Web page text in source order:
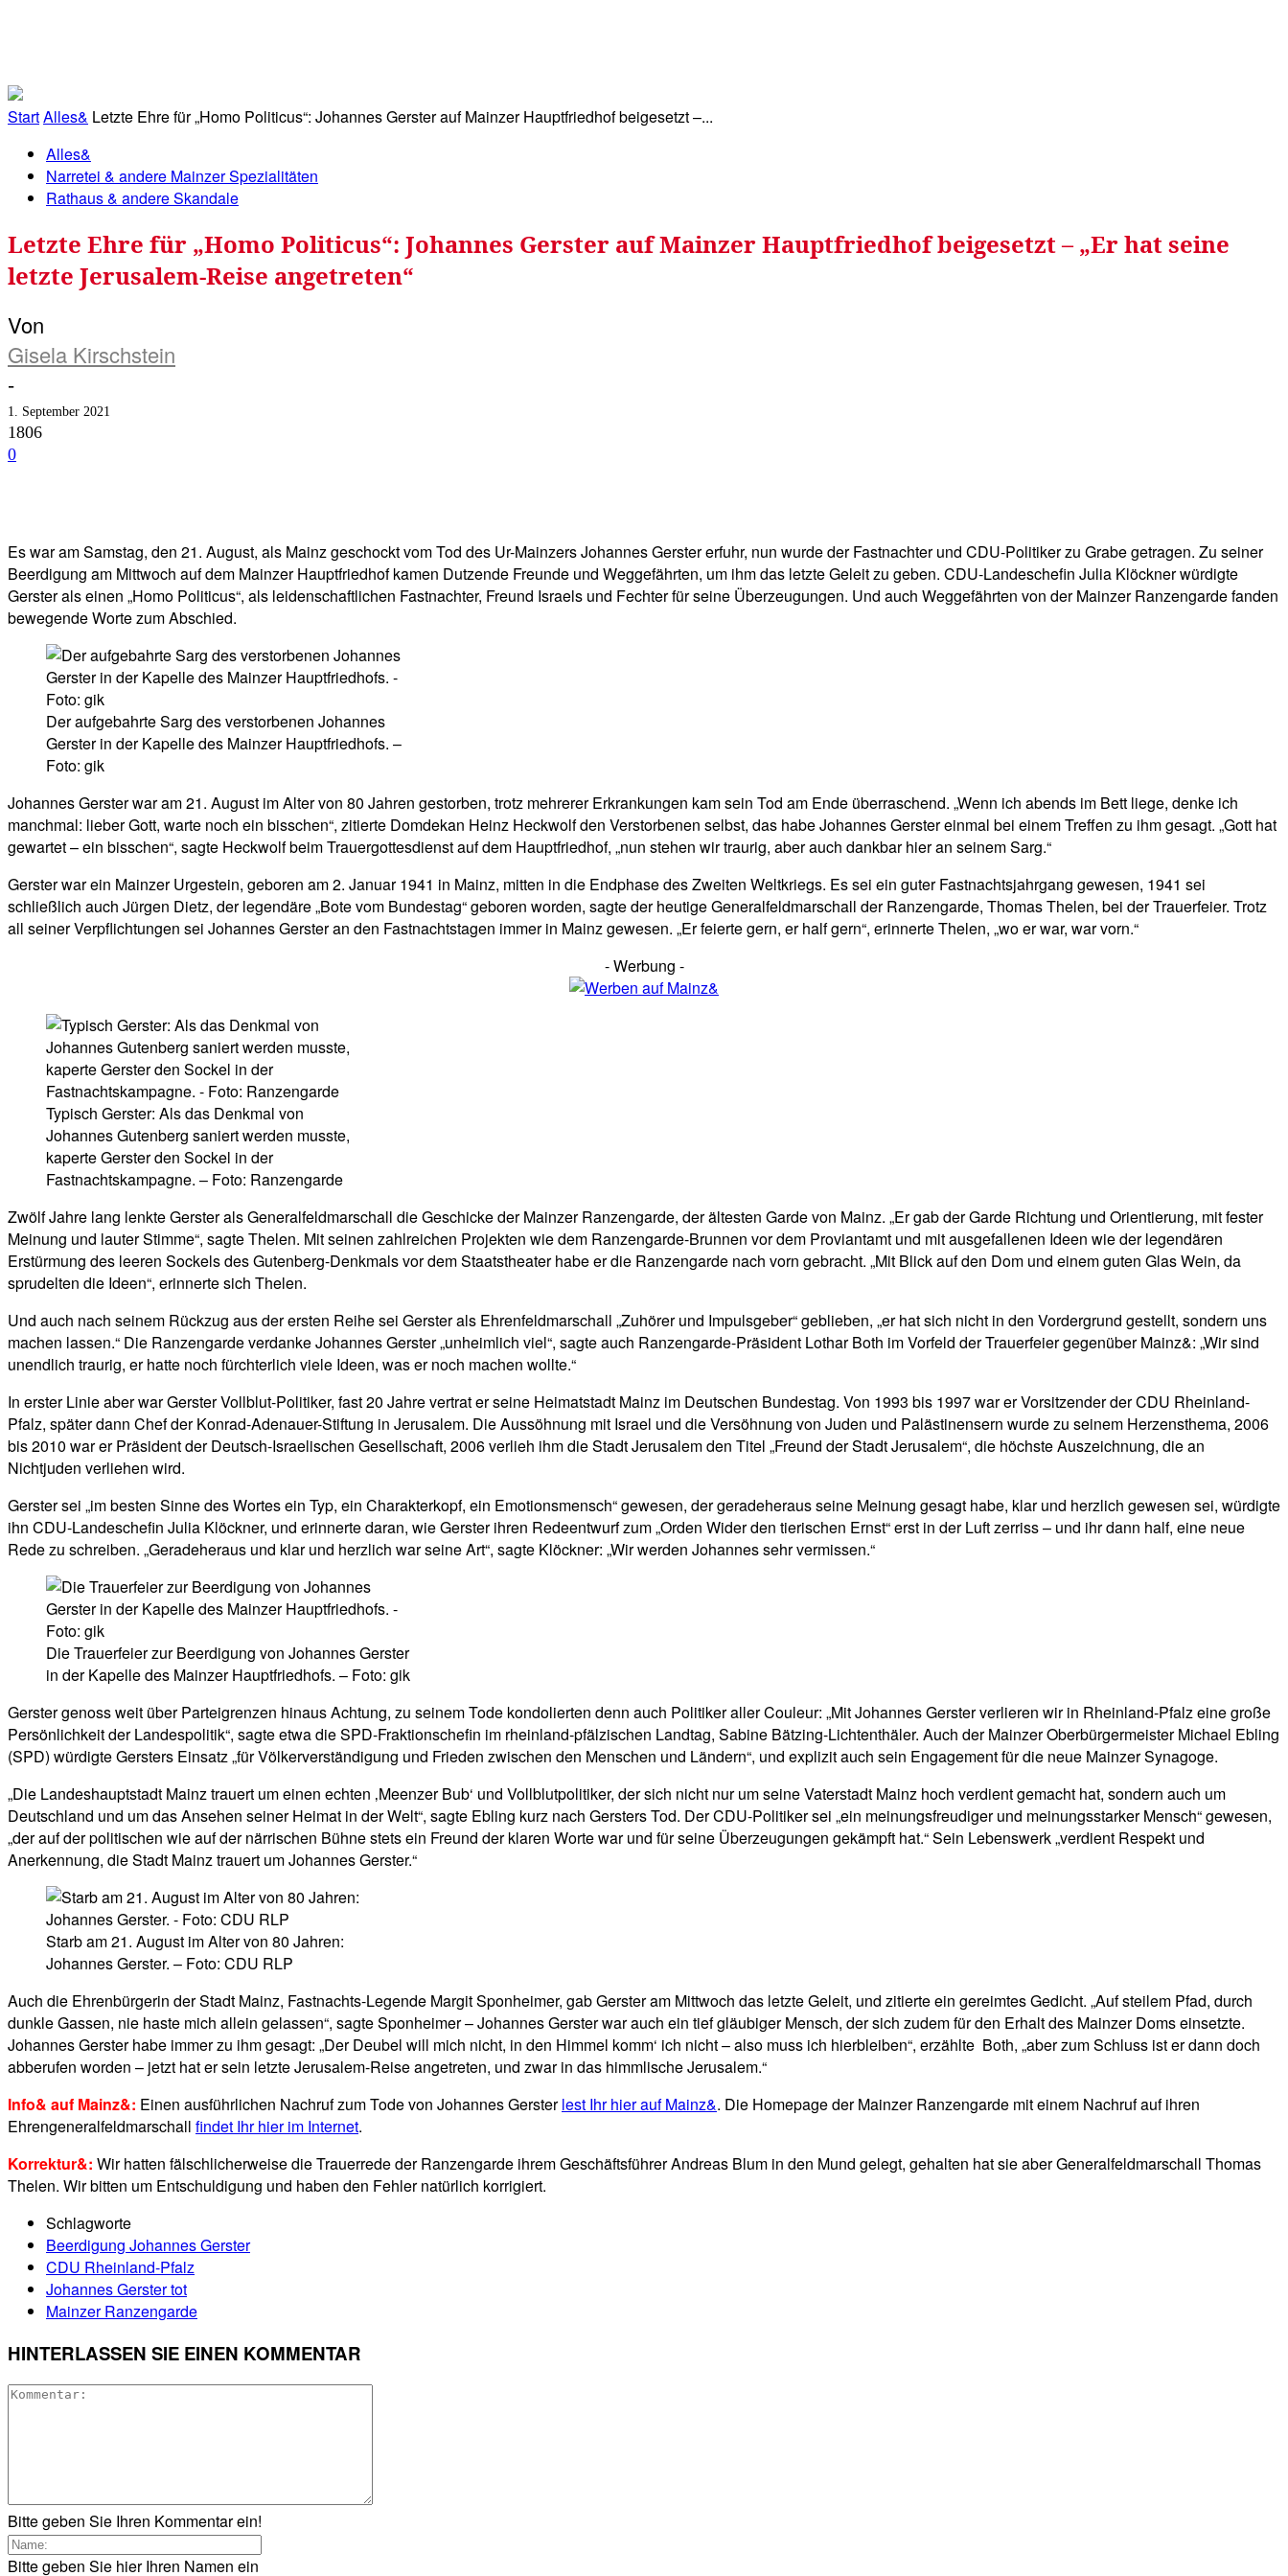
StartAlles& Letzte Ehre für „Homo Politicus“: Johannes Gerster auf Mainzer Hauptfriedhof beigesetzt –...
Alles&
Narretei & andere Mainzer Spezialitäten
Rathaus & andere Skandale
Letzte Ehre für „Homo Politicus“: Johannes Gerster auf Mainzer Hauptfriedhof beigesetzt – „Er hat seine
letzte Jerusalem-Reise angetreten“
Von
Gisela Kirschstein
-
1. September 2021
1806
0
Es war am Samstag, den 21. August, als Mainz geschockt vom Tod des Ur-Mainzers Johannes Gerster erfuhr, nun wurde der Fastnachter und CDU-Politiker zu Grabe getragen. Zu seiner
Beerdigung am Mittwoch auf dem Mainzer Hauptfriedhof kamen Dutzende Freunde und Weggefährten, um ihm das letzte Geleit zu geben. CDU-Landeschefin Julia Klöckner würdigte
Gerster als einen „Homo Politicus“, als leidenschaftlichen Fastnachter, Freund Israels und Fechter für seine Überzeugungen. Und auch Weggefährten von der Mainzer Ranzengarde fanden
bewegende Worte zum Abschied.
Der aufgebahrte Sarg des verstorbenen Johannes
Gerster in der Kapelle des Mainzer Hauptfriedhofs. –
Foto: gik
Johannes Gerster war am 21. August im Alter von 80 Jahren gestorben, trotz mehrerer Erkrankungen kam sein Tod am Ende überraschend. „Wenn ich abends im Bett liege, denke ich
manchmal: lieber Gott, warte noch ein bisschen“, zitierte Domdekan Heinz Heckwolf den Verstorbenen selbst, das habe Johannes Gerster einmal bei einem Treffen zu ihm gesagt. „Gott hat
gewartet – ein bisschen“, sagte Heckwolf beim Trauergottesdienst auf dem Hauptfriedhof, „nun stehen wir traurig, aber auch dankbar hier an seinem Sarg.“
Gerster war ein Mainzer Urgestein, geboren am 2. Januar 1941 in Mainz, mitten in die Endphase des Zweiten Weltkriegs. Es sei ein guter Fastnachtsjahrgang gewesen, 1941 sei
schließlich auch Jürgen Dietz, der legendäre „Bote vom Bundestag“ geboren worden, sagte der heutige Generalfeldmarschall der Ranzengarde, Thomas Thelen, bei der Trauerfeier. Trotz
all seiner Verpflichtungen sei Johannes Gerster an den Fastnachtstagen immer in Mainz gewesen. „Er feierte gern, er half gern“, erinnerte Thelen, „wo er war, war vorn.“
- Werbung -
Typisch Gerster: Als das Denkmal von
Johannes Gutenberg saniert werden musste,
kaperte Gerster den Sockel in der
Fastnachtskampagne. – Foto: Ranzengarde
Zwölf Jahre lang lenkte Gerster als Generalfeldmarschall die Geschicke der Mainzer Ranzengarde, der ältesten Garde von Mainz. „Er gab der Garde Richtung und Orientierung, mit fester
Meinung und lauter Stimme“, sagte Thelen. Mit seinen zahlreichen Projekten wie dem Ranzengarde-Brunnen vor dem Proviantamt und mit ausgefallenen Ideen wie der legendären
Erstürmung des leeren Sockels des Gutenberg-Denkmals vor dem Staatstheater habe er die Ranzengarde nach vorn gebracht. „Mit Blick auf den Dom und einem guten Glas Wein, da
sprudelten die Ideen“, erinnerte sich Thelen.
Und auch nach seinem Rückzug aus der ersten Reihe sei Gerster als Ehrenfeldmarschall „Zuhörer und Impulsgeber“ geblieben, „er hat sich nicht in den Vordergrund gestellt, sondern uns
machen lassen.“ Die Ranzengarde verdanke Johannes Gerster „unheimlich viel“, sagte auch Ranzengarde-Präsident Lothar Both im Vorfeld der Trauerfeier gegenüber Mainz&: „Wir sind
unendlich traurig, er hatte noch fürchterlich viele Ideen, was er noch machen wollte.“
In erster Linie aber war Gerster Vollblut-Politiker, fast 20 Jahre vertrat er seine Heimatstadt Mainz im Deutschen Bundestag. Von 1993 bis 1997 war er Vorsitzender der CDU Rheinland-
Pfalz, später dann Chef der Konrad-Adenauer-Stiftung in Jerusalem. Die Aussöhnung mit Israel und die Versöhnung von Juden und Palästinensern wurde zu seinem Herzensthema, 2006
bis 2010 war er Präsident der Deutsch-Israelischen Gesellschaft, 2006 verlieh ihm die Stadt Jerusalem den Titel „Freund der Stadt Jerusalem“, die höchste Auszeichnung, die an
Nichtjuden verliehen wird.
Gerster sei „im besten Sinne des Wortes ein Typ, ein Charakterkopf, ein Emotionsmensch“ gewesen, der geradeheraus seine Meinung gesagt habe, klar und herzlich gewesen sei, würdigte
ihn CDU-Landeschefin Julia Klöckner, und erinnerte daran, wie Gerster ihren Redeentwurf zum „Orden Wider den tierischen Ernst“ erst in der Luft zerriss – und ihr dann half, eine neue
Rede zu schreiben. „Geradeheraus und klar und herzlich war seine Art“, sagte Klöckner: „Wir werden Johannes sehr vermissen.“
Die Trauerfeier zur Beerdigung von Johannes Gerster
in der Kapelle des Mainzer Hauptfriedhofs. – Foto: gik
Gerster genoss weit über Parteigrenzen hinaus Achtung, zu seinem Tode kondolierten denn auch Politiker aller Couleur: „Mit Johannes Gerster verlieren wir in Rheinland-Pfalz eine große
Persönlichkeit der Landespolitik“, sagte etwa die SPD-Fraktionschefin im rheinland-pfälzischen Landtag, Sabine Bätzing-Lichtenthäler. Auch der Mainzer Oberbürgermeister Michael Ebling
(SPD) würdigte Gersters Einsatz „für Völkerverständigung und Frieden zwischen den Menschen und Ländern“, und explizit auch sein Engagement für die neue Mainzer Synagoge.
„Die Landeshauptstadt Mainz trauert um einen echten ‚Meenzer Bub‘ und Vollblutpolitiker, der sich nicht nur um seine Vaterstadt Mainz hoch verdient gemacht hat, sondern auch um
Deutschland und um das Ansehen seiner Heimat in der Welt“, sagte Ebling kurz nach Gersters Tod. Der CDU-Politiker sei „ein meinungsfreudiger und meinungsstarker Mensch“ gewesen,
„der auf der politischen wie auf der närrischen Bühne stets ein Freund der klaren Worte war und für seine Überzeugungen gekämpft hat.“ Sein Lebenswerk „verdient Respekt und
Anerkennung, die Stadt Mainz trauert um Johannes Gerster.“
Starb am 21. August im Alter von 80 Jahren:
Johannes Gerster. – Foto: CDU RLP
Auch die Ehrenbürgerin der Stadt Mainz, Fastnachts-Legende Margit Sponheimer, gab Gerster am Mittwoch das letzte Geleit, und zitierte ein gereimtes Gedicht. „Auf steilem Pfad, durch
dunkle Gassen, nie haste mich allein gelassen“, sagte Sponheimer – Johannes Gerster war auch ein tief gläubiger Mensch, der sich zudem für den Erhalt des Mainzer Doms einsetzte.
Johannes Gerster habe immer zu ihm gesagt: „Der Deubel will mich nicht, in den Himmel komm‘ ich nicht – also muss ich hierbleiben“, erzählte Both, „aber zum Schluss ist er dann doch
abberufen worden – jetzt hat er sein letzte Jerusalem-Reise angetreten, und zwar in das himmlische Jerusalem.“
Info& auf Mainz&: Einen ausführlichen Nachruf zum Tode von Johannes Gersterlest Ihr hier auf Mainz&. Die Homepage der Mainzer Ranzengarde mit einem Nachruf auf ihren
Ehrengeneralfeldmarschall findet Ihr hier im Internet.
Korrektur&: Wir hatten fälschlicherweise die Trauerrede der Ranzengarde ihrem Geschäftsführer Andreas Blum in den Mund gelegt, gehalten hat sie aber Generalfeldmarschall Thomas
Thelen. Wir bitten um Entschuldigung und haben den Fehler natürlich korrigiert.
Schlagworte
Beerdigung Johannes Gerster
CDU Rheinland-Pfalz
Johannes Gerster tot
Mainzer Ranzengarde
HINTERLASSEN SIE EINEN KOMMENTAR
Bitte geben Sie Ihren Kommentar ein!
Bitte geben Sie hier Ihren Namen ein